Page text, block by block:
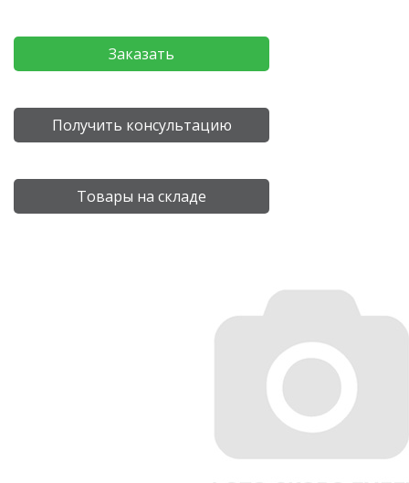
Заказать
Получить консультацию
Товары на складе